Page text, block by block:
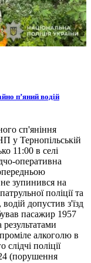
п’яний водій
сп'яніння
у Тернопільській
11:00 в селі
оперативна
зупинився на
поліції та
допустив з'їзд
пасажир 1957
алкоголю в
поліції
(порушення